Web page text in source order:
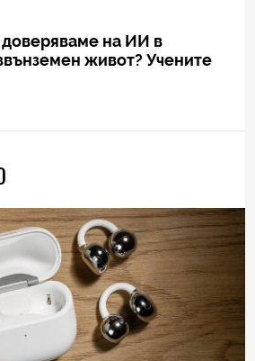
доверяваме на ИИ в
живот? Учените